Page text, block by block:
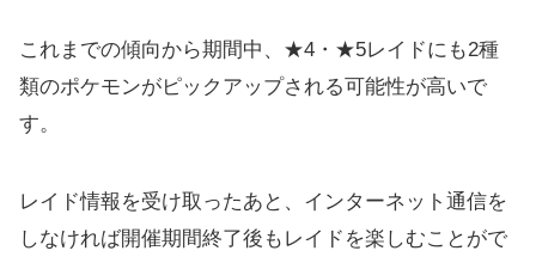
これまでの傾向から期間中、★4・★5レイドにも2種
類のポケモンがピックアップされる可能性が高いで
す。
レイド情報を受け取ったあと、インターネット通信を
しなければ開催期間終了後もレイドを楽しむことがで